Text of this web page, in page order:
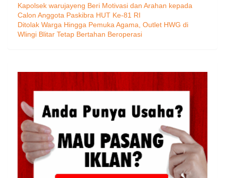
Kapolsek warujayeng Beri Motivasi dan Arahan kepada
Calon Anggota Paskibra HUT Ke-81 RI
Ditolak Warga Hingga Pemuka Agama, Outlet HWG di
Wlingi Blitar Tetap Bertahan Beroperasi